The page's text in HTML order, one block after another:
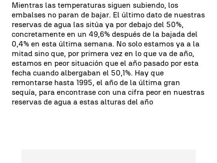
Mientras las temperaturas siguen subiendo, los
embalses no paran de bajar. El último dato de nuestras
reservas de agua las sitúa ya por debajo del 50%,
concretamente en un 49,6% después de la bajada del
0,4% en esta última semana. No solo estamos ya a la
mitad sino que, por primera vez en lo que va de año,
estamos en peor situación que el año pasado por esta
fecha cuando albergaban el 50,1%. Hay que
remontarse hasta 1995, el año de la última gran
sequía, para encontrase con una cifra peor en nuestras
reservas de agua a estas alturas del año